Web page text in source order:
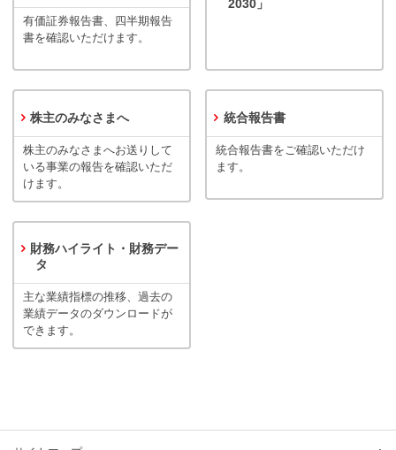
有価証券報告書、四半期報告
書を確認いただけます。
2030」
株主のみなさまへ
株主のみなさまへお送りして
いる事業の報告を確認いただ
けます。
統合報告書
統合報告書をご確認いただけ
ます。
財務ハイライト・財務デー
タ
主な業績指標の推移、過去の
業績データのダウンロードが
できます。